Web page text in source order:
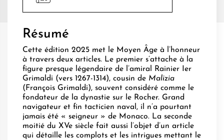
Résumé
Cette édition 2025 met le Moyen Âge à l’honneur
à travers deux articles. Le premier s’attache à la
figure presque légendaire de l’amiral Rainier Ier
Grimaldi (vers 1267-1314), cousin de Malizia
(François Grimaldi), souvent considéré comme le
fondateur de la dynastie sur le Rocher. Grand
navigateur et fin tacticien naval, il n’a pourtant
jamais été « seigneur » de Monaco. La seconde
moitié du XVe siècle fait aussi l’objet d’un article
qui détaille les complots et les intrigues mettant le